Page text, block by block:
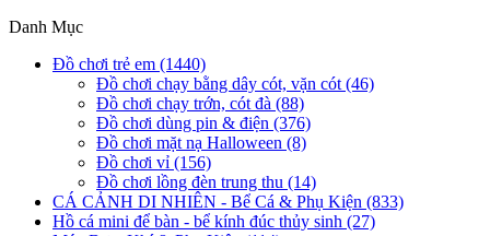
Danh Mục
Đồ chơi trẻ em (1440)
Đồ chơi chạy bằng dây cót, vặn cót (46)
Đồ chơi chạy trớn, cót đà (88)
Đồ chơi dùng pin & điện (376)
Đồ chơi mặt nạ Halloween (8)
Đồ chơi vỉ (156)
Đồ chơi lồng đèn trung thu (14)
CÁ CẢNH DI NHIÊN - Bể Cá & Phụ Kiện (833)
Hồ cá mini để bàn - bể kính đúc thủy sinh (27)